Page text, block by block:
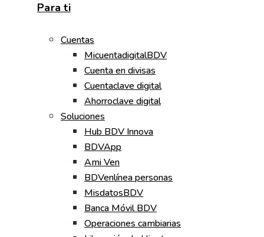
Para ti
Cuentas
MicuentadigitalBDV
Cuenta en divisas
Cuentaclave digital
Ahorroclave digital
Soluciones
Hub BDV Innova
BDVApp
Ami Ven
BDVenlínea personas
MisdatosBDV
Banca Móvil BDV
Operaciones cambiarias